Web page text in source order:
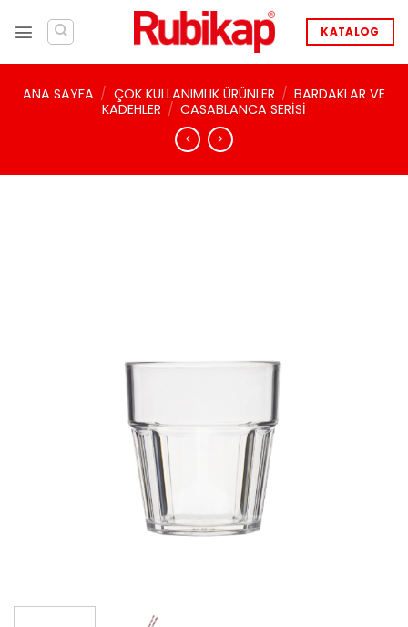
atla
KATALOG
ANA SAYFA / ÇOK KULLANIMLIK ÜRÜNLER / BARDAKLAR VE
KADEHLER / CASABLANCA SERISI